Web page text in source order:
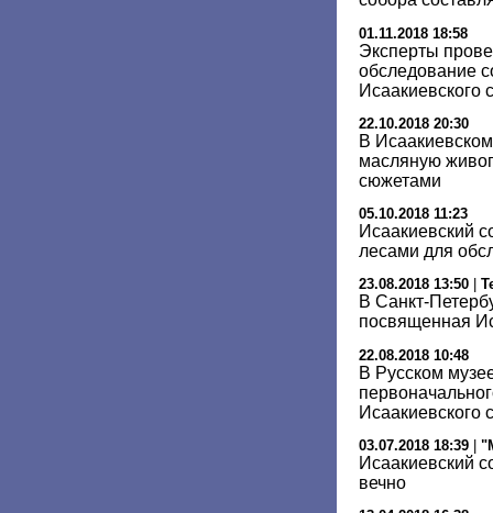
01.11.2018 18:58
Эксперты
обследование
Исаакиевского
22.10.2018 20:30
В
масляную
сюжетами
05.10.2018 11:23
Исаакиевский
лесами для
23.08.2018 13:50
В Санкт-
посвященная
22.08.2018 10:48
В Русском
Исаакиевского
03.07.2018 18:39
Исаакиевский
вечно